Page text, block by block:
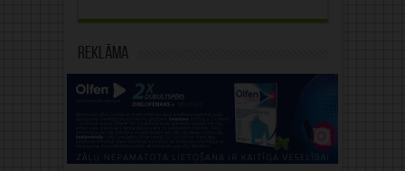
Reklāma